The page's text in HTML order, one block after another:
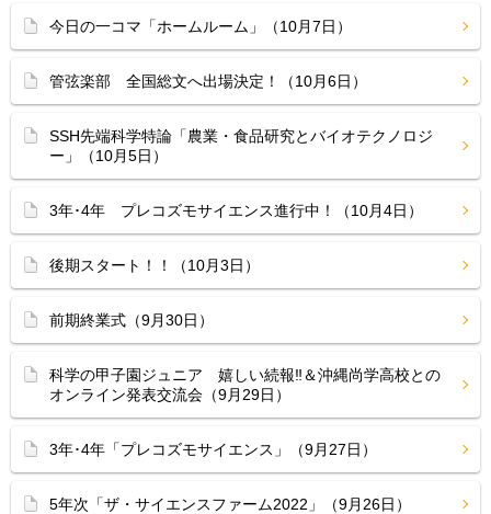
今日の一コマ「ホームルーム」（10月7日）
管弦楽部 全国総文へ出場決定！（10月6日）
SSH先端科学特論「農業・食品研究とバイオテクノロジ
ー」（10月5日）
3年･4年 プレコズモサイエンス進行中！（10月4日）
後期スタート！！（10月3日）
前期終業式（9月30日）
科学の甲子園ジュニア 嬉しい続報‼︎＆沖縄尚学高校との
オンライン発表交流会（9月29日）
3年･4年「プレコズモサイエンス」（9月27日）
5年次「ザ・サイエンスファーム2022」（9月26日）